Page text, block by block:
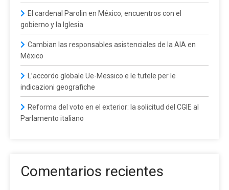
El cardenal Parolin en México, encuentros con el
gobierno y la Iglesia
Cambian las responsables asistenciales de la AIA en
México
L’accordo globale Ue-Messico e le tutele per le
indicazioni geografiche
Reforma del voto en el exterior: la solicitud del CGIE al
Parlamento italiano
Comentarios recientes